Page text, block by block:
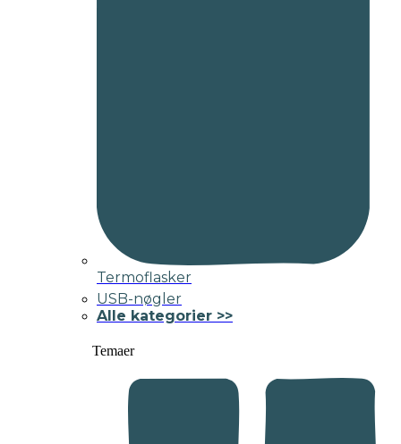
Termoflasker
USB-nøgler
Alle kategorier >>
Temaer